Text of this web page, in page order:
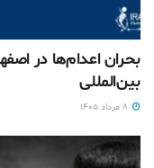
بحران اعدام‌ها در
بین‌المللی